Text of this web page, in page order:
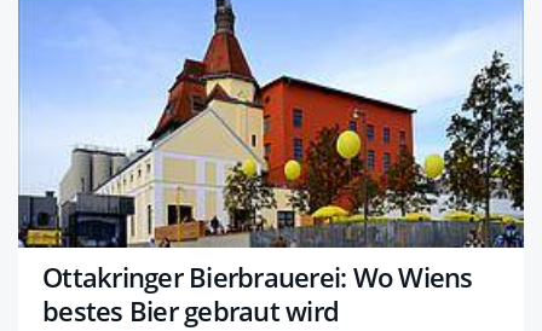
Ottakringer Bierbrauerei: Wo Wiens
bestes Bier gebraut wird